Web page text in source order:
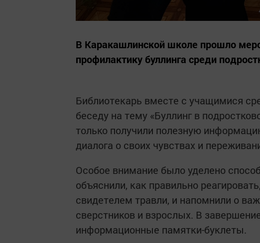
В Каракашлинской школе прошло
профилактику буллинга среди
Библиотекарь вместе с учащимися
беседу на тему «Буллинг в
только получили полезную
диалога о своих чувствах и
Особое внимание было уделено
объяснили, как правильно
свидетелем травли, и напомнили о
сверстников и взрослых. В
информационные памятки-буклеты.